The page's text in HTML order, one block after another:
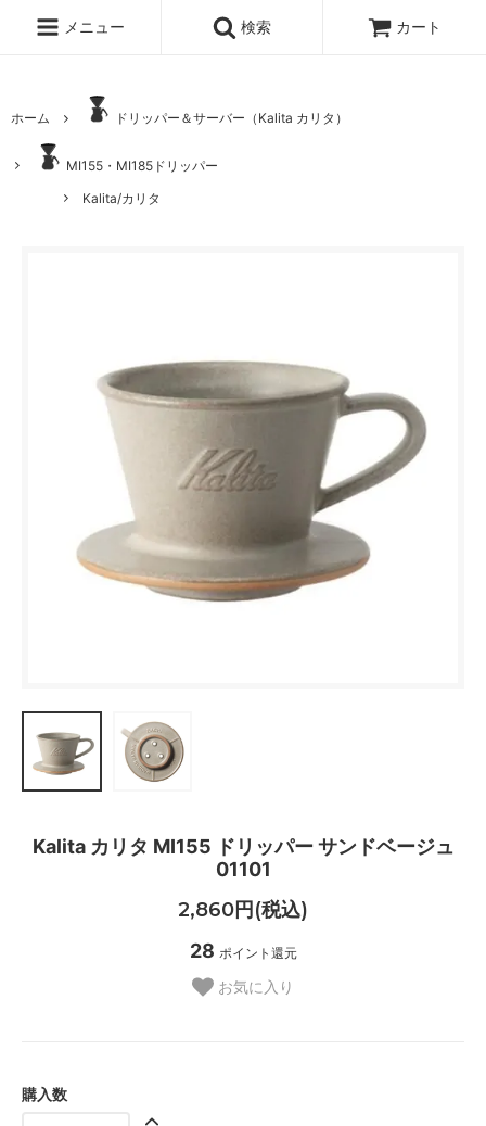
メニュー 検索 カート
ホーム ドリッパー＆サーバー（Kalita カリタ）
MI155・MI185ドリッパー
Kalita/カリタ
Kalita カリタ MI155 ドリッパー サンドベージュ
01101
2,860円(税込)
28 ポイント還元
お気に入り
購入数